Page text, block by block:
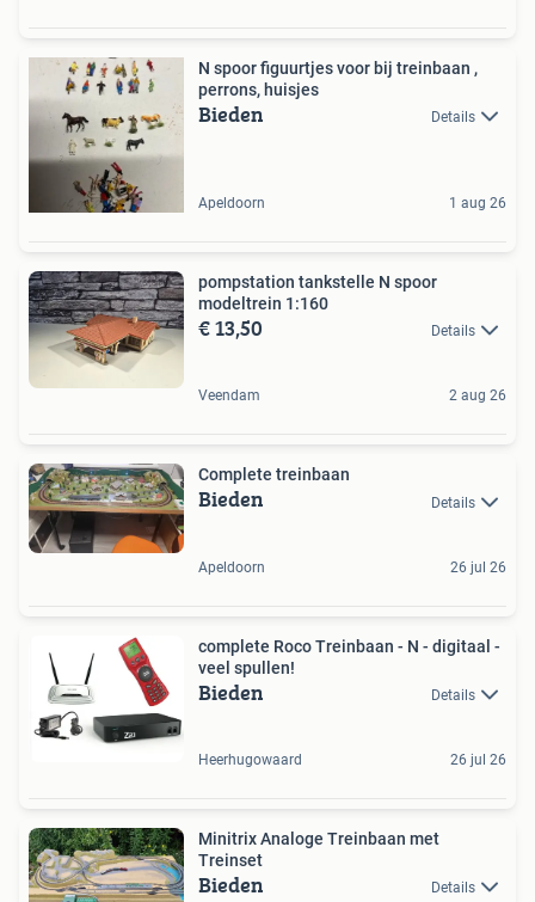
N spoor figuurtjes voor bij treinbaan ,
perrons, huisjes
Bieden Details
Apeldoorn 1 aug 26
pompstation tankstelle N spoor
modeltrein 1:160
€ 13,50 Details
Veendam 2 aug 26
Complete treinbaan
Bieden Details
Apeldoorn 26 jul 26
complete Roco Treinbaan - N - digitaal -
veel spullen!
Bieden Details
Heerhugowaard 26 jul 26
Minitrix Analoge Treinbaan met
Treinset
Bieden Details